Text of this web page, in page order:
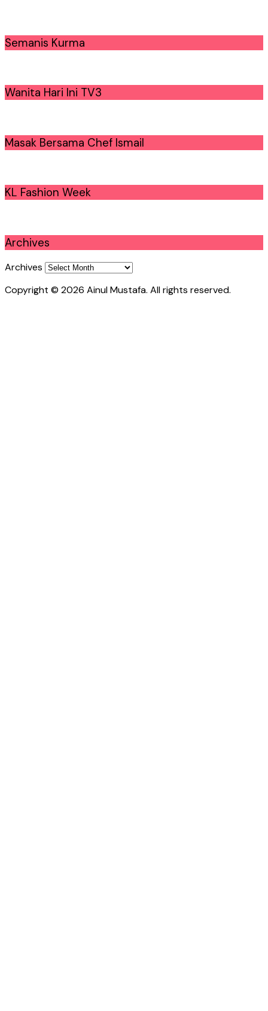
Semanis Kurma
Wanita Hari Ini TV3
Masak Bersama Chef Ismail
KL Fashion Week
Archives
Archives
Copyright © 2026 Ainul Mustafa. All rights reserved.